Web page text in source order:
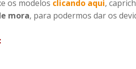
os modelos clicando aqui,
mora, para podermos dar os